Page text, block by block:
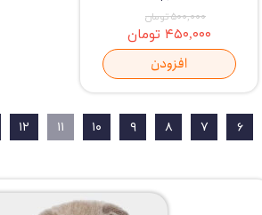
۵۰۰,۰۰۰ تومان
۴۵۰,۰۰۰ تومان
افزودن
۶ ۷ ۸ ۹ ۱۰ ۱۱ ۱۲